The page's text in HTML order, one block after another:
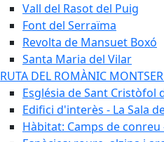
Vall del Rasot del Puig
Font del Serraïma
Revolta de Mansuet Boxó
Santa Maria del Vilar
RUTA DEL ROMÀNIC
Església de Sant Cristòfol
Edifici d'interès - La Sala
Hàbitat: Camps de conreu